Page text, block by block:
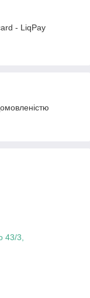
- LiqPay
43/3,